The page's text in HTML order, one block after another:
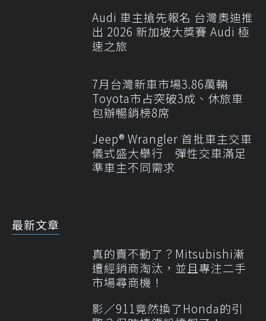
Audi 車主搶先報名 台灣奧迪推
出 2026 新加坡大獎賽 Audi 極
速之旅
7月台灣新車市場3.86萬輛
Toyota市占突破3成、休旅車
包辦暢銷榜8席
Jeep® Wrangler 首批車主交車
儀式盛大舉行 彈性交車滿足
準車主不同需求
最新文章
真的賣不動了？Mitsubishi漸
遭經銷商淘汰，並且專注二手
市場尋商機！
影／911竟然換了Honda的引